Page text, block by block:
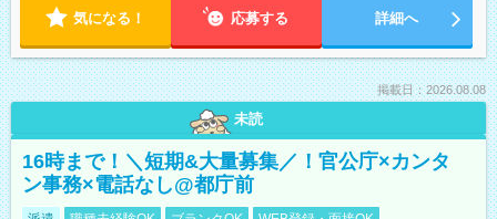
気になる！ 応募する 詳細へ
掲載日：2026.08.08
未読
16時まで！＼短期&大量募集／！官公庁×カンタ
ン事務×電話なし@都庁前